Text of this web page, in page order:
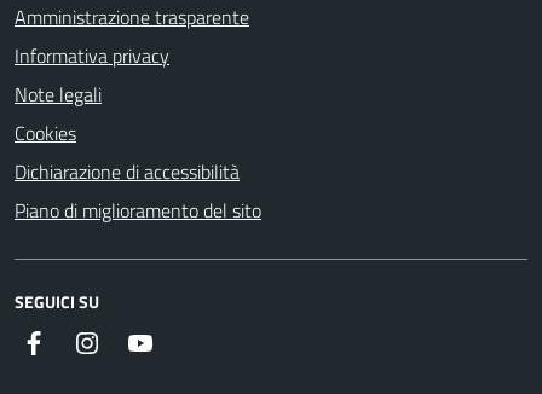
Amministrazione trasparente
Informativa privacy
Note legali
Cookies
Dichiarazione di accessibilità
Piano di miglioramento del sito
SEGUICI SU
Facebook Instagram